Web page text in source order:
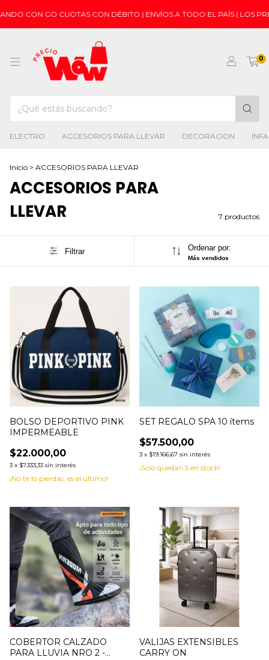
CON GO CUOTAS CON DÉBITO | ENVÍOS A TODO EL PAÍS | LOS
0
ELECTRO ACCESORIOS PARA LLEVAR DECORACION
Inicio > ACCESORIOS PARA LLEVAR
ACCESORIOS PARA
LLEVAR
7 productos
Filtrar Ordenar por:
Más vendidos
BOLSO DEPORTIVO PINK
IMPERMEABLE
$22.000,00
3 x $7.333,33 sin interés
¡No te lo pierdas, es el último!
SET REGALO SPA 10 ítems
$57.500,00
3 x $19.166,67 sin interés
¡Solo quedan 5 en stock!
COBERTOR CALZADO
PARA LLUVIA NRO 2 -
VALIJAS EXTENSIBLES
CARRY ON